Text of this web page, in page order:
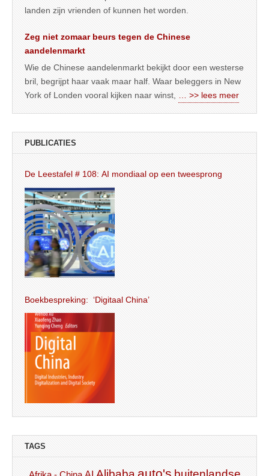
landen zijn vrienden of kunnen het worden.
Zeg niet zomaar beurs tegen de Chinese
aandelenmarkt
Wie de Chinese aandelenmarkt bekijkt door een westerse
bril, begrijpt haar vaak maar half. Waar beleggers in New
York of Londen vooral kijken naar winst,
… >> lees meer
PUBLICATIES
De Leestafel # 108: AI mondiaal op een tweesprong
Boekbespreking: ‘Digitaal China’
TAGS